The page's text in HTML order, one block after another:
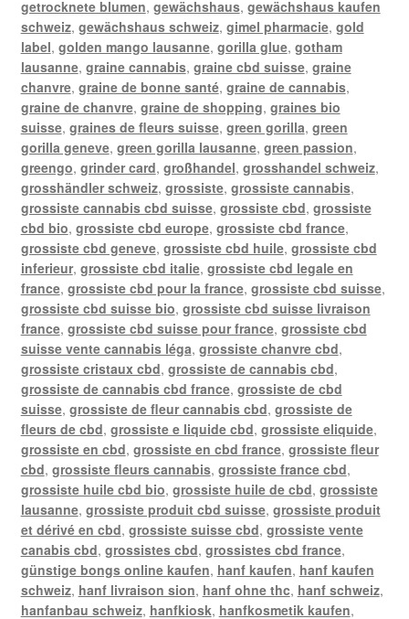
getrocknete blumen, gewächshaus, gewächshaus kaufen
schweiz, gewächshaus schweiz, gimel pharmacie, gold
label, golden mango lausanne, gorilla glue, gotham
lausanne, graine cannabis, graine cbd suisse, graine
chanvre, graine de bonne santé, graine de cannabis,
graine de chanvre, graine de shopping, graines bio
suisse, graines de fleurs suisse, green gorilla, green
gorilla geneve, green gorilla lausanne, green passion,
greengo, grinder card, großhandel, grosshandel schweiz,
grosshändler schweiz, grossiste, grossiste cannabis,
grossiste cannabis cbd suisse, grossiste cbd, grossiste
cbd bio, grossiste cbd europe, grossiste cbd france,
grossiste cbd geneve, grossiste cbd huile, grossiste cbd
inferieur, grossiste cbd italie, grossiste cbd legale en
france, grossiste cbd pour la france, grossiste cbd suisse,
grossiste cbd suisse bio, grossiste cbd suisse livraison
france, grossiste cbd suisse pour france, grossiste cbd
suisse vente cannabis léga, grossiste chanvre cbd,
grossiste cristaux cbd, grossiste de cannabis cbd,
grossiste de cannabis cbd france, grossiste de cbd
suisse, grossiste de fleur cannabis cbd, grossiste de
fleurs de cbd, grossiste e liquide cbd, grossiste eliquide,
grossiste en cbd, grossiste en cbd france, grossiste fleur
cbd, grossiste fleurs cannabis, grossiste france cbd,
grossiste huile cbd bio, grossiste huile de cbd, grossiste
lausanne, grossiste produit cbd suisse, grossiste produit
et dérivé en cbd, grossiste suisse cbd, grossiste vente
canabis cbd, grossistes cbd, grossistes cbd france,
günstige bongs online kaufen, hanf kaufen, hanf kaufen
schweiz, hanf livraison sion, hanf ohne thc, hanf schweiz,
hanfanbau schweiz, hanfkiosk, hanfkosmetik kaufen,